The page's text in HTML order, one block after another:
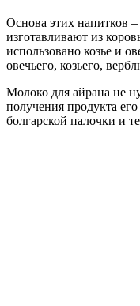
Основа этих напитков
изготавливают из
использовано козье и
овечьего, козьего,
Молоко для айрана не
получения продукта
болгарской палочки и